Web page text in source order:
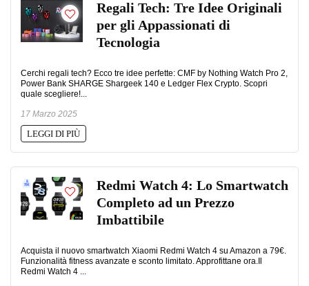
Regali Tech: Tre Idee Originali
per gli Appassionati di
Tecnologia
Cerchi regali tech? Ecco tre idee perfette: CMF by Nothing Watch Pro 2,
Power Bank SHARGE Shargeek 140 e Ledger Flex Crypto. Scopri
quale scegliere!...
17 Marzo 2025
LEGGI DI PIÙ
Redmi Watch 4: Lo Smartwatch
Completo ad un Prezzo
Imbattibile
Acquista il nuovo smartwatch Xiaomi Redmi Watch 4 su Amazon a 79€.
Funzionalità fitness avanzate e sconto limitato. Approfittane ora.Il
Redmi Watch 4 ...